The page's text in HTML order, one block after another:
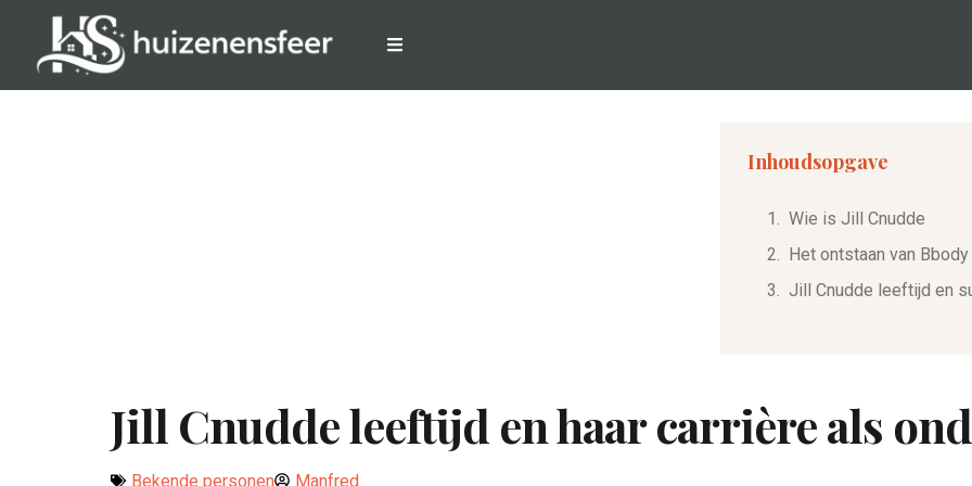
Inhoudsopgave
Wie is Jill Cnudde
Het ontstaan van Bbody
Jill Cnudde leeftijd en
Jill Cnudde leeftijd en haar carrière als
Bekende personen Manfred